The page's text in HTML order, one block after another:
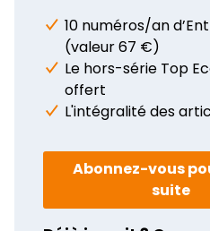
10 numéros/an
(valeur 67 €)
Le hors-série Top
offert
L'intégralité des
Abonnez-vous
suite